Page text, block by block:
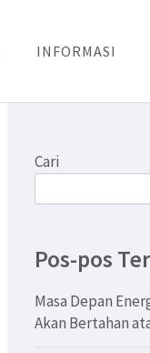
INFORMASI
Cari
Pos-pos
Masa Depan
Akan Bertahan